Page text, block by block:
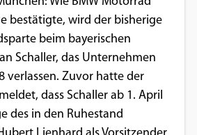
bestätigte, wird der bisherige
beim bayerischen
Schaller, das Unternehmen
verlassen. Zuvor hatte der
dass Schaller ab 1. April
des in den Ruhestand